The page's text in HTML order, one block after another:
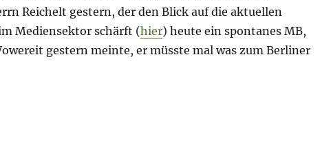
Reichelt gestern, der den Blick auf die aktuellen
Mediensektor schärft (hier) heute ein spontanes MB,
gestern meinte, er müsste mal was zum Berliner
– 20. Oktober 2021 – Berlin – ich packs echt nicht mehr…“